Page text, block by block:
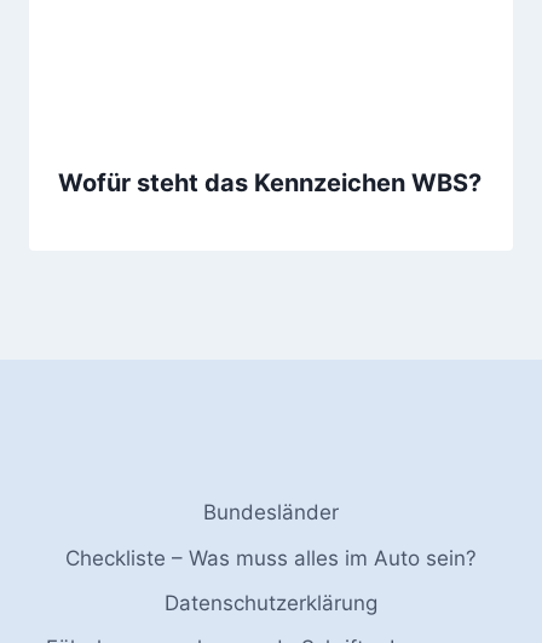
Wofür steht das Kennzeichen WBS?
Bundesländer
Checkliste – Was muss alles im Auto sein?
Datenschutzerklärung